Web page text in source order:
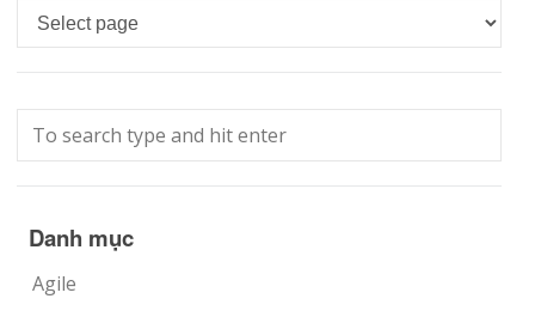
Languages
Danh mục
Agile